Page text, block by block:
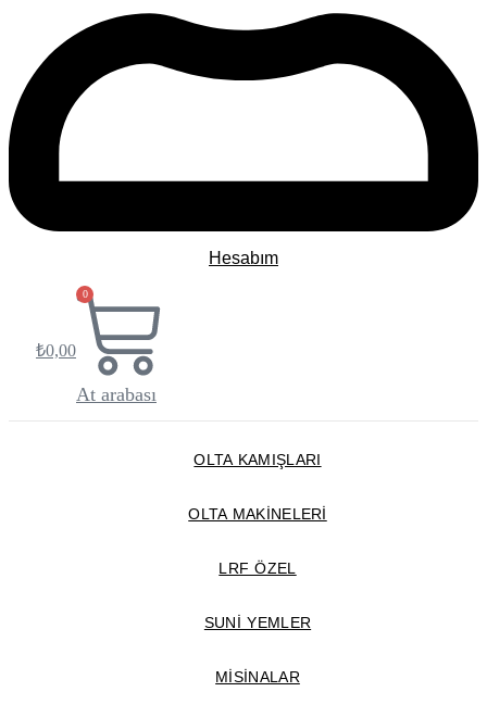
Hesabım
₺0,00
0
At arabası
OLTA KAMIŞLARI
OLTA MAKİNELERİ
LRF ÖZEL
SUNİ YEMLER
MİSİNALAR